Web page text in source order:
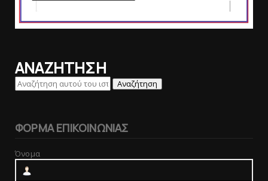
ΑΝΑΖΗΤΗΣΗ
ΦΟΡΜΑ ΕΠΙΚΟΙΝΩΝΙΑΣ
Όνομα